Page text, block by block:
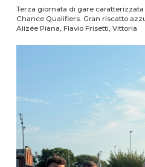
Terza giornata di gare
Chance Qualifiers. Gran riscatto
Alizée Piana, Flavio Frisetti, Vittoria